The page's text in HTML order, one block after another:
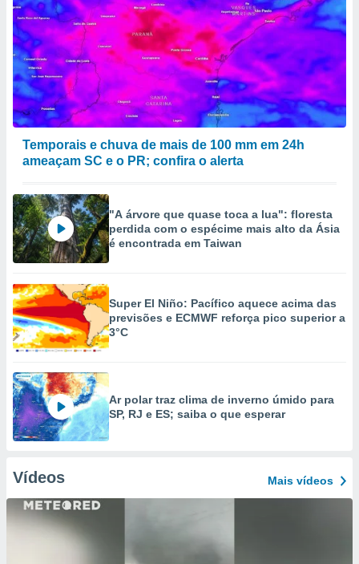
Temporais e chuva de mais de 100 mm em 24h
ameaçam SC e o PR; confira o alerta
"A árvore que quase toca a lua": floresta
perdida com o espécime mais alto da Ásia
é encontrada em Taiwan
Super El Niño: Pacífico aquece acima das
previsões e ECMWF reforça pico superior a
3°C
Ar polar traz clima de inverno úmido para
SP, RJ e ES; saiba o que esperar
Vídeos Mais vídeos